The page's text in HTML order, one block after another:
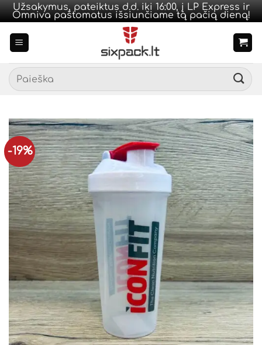
Užsakymus, pateiktus d.d. iki 16:00, į LP Express ir
Omniva paštomatus išsiunčiame tą pačią dieną!
Ieškoti:
-19%